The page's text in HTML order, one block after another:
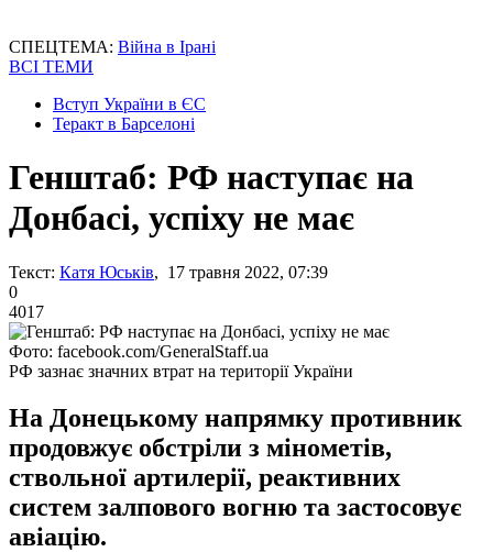
СПЕЦТЕМА: Війна в Ірані
ВСІ ТЕМИ
Вступ України в ЄС
Теракт в Барселоні
Генштаб: РФ наступає на
Донбасі, успіху не має
Текст: Катя Юськів, 17 травня 2022, 07:39
0
4017
Фото: facebook.com/GeneralStaff.ua
РФ зазнає значних втрат на території України
На Донецькому напрямку противник
продовжує обстріли з мінометів,
ствольної артилерії, реактивних
систем залпового вогню та застосовує
авіацію.